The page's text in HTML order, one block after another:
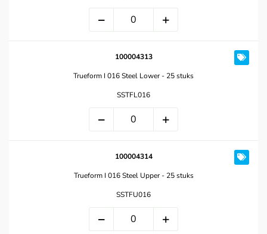
100004313
Trueform I 016 Steel Lower - 25 stuks
SSTFL016
100004314
Trueform I 016 Steel Upper - 25 stuks
SSTFU016